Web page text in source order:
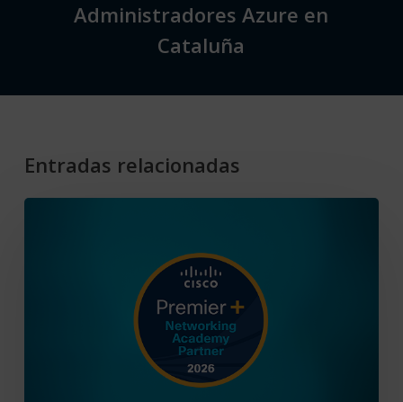
Administradores Azure en
Cataluña
Entradas relacionadas